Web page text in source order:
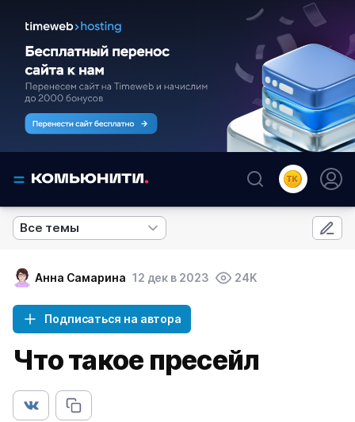
Все темы
Анна Самарина 12 дек в 2023 24K
Подписаться на автора
Что такое пресейл